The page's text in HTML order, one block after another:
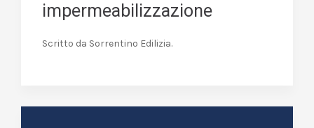
impermeabilizzazione
Scritto da Sorrentino Edilizia.